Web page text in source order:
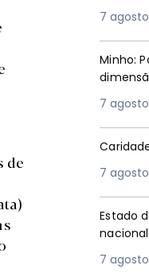
de
7
Minho:
7
7
Estado
nacional
7